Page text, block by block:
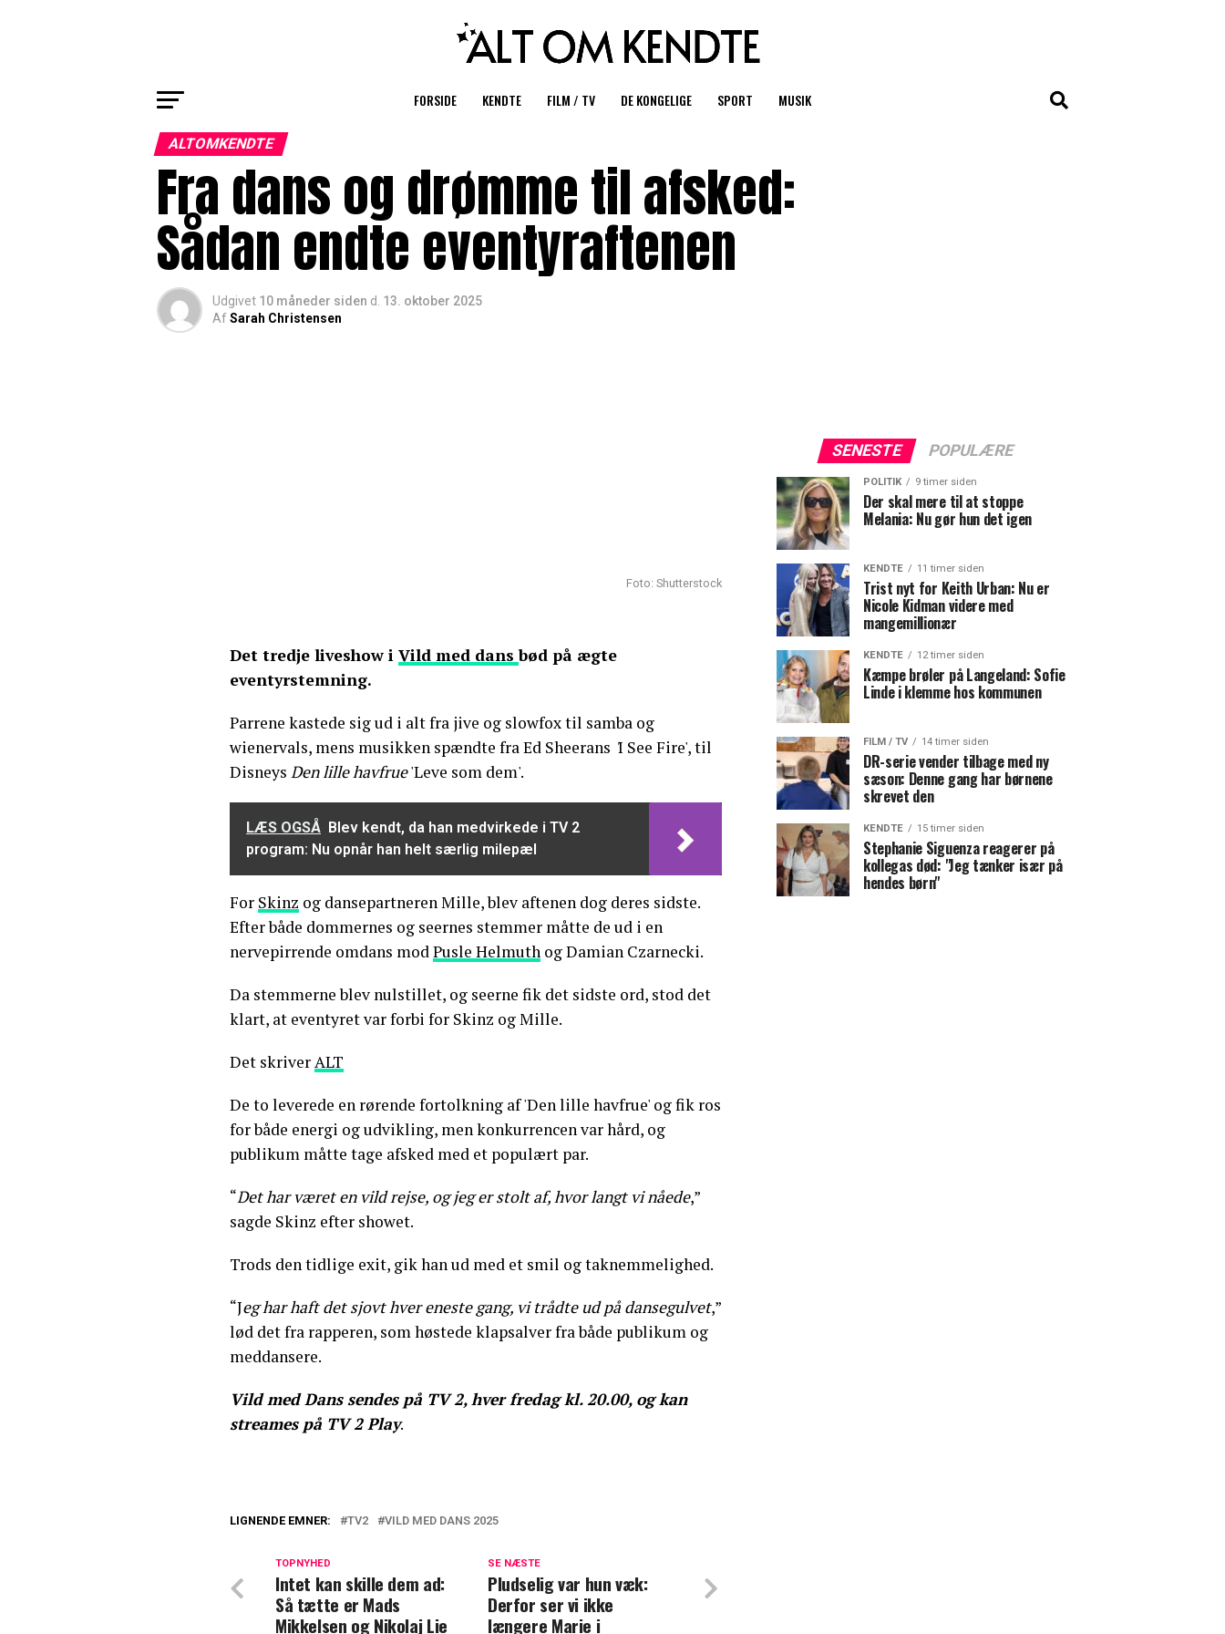
FORSIDE KENDTE FILM / TV DE KONGELIGE SPORT MUSIK
ALTOMKENDTE
Fra dans og drømme til afsked:
Sådan endte eventyraftenen
Udgivet 10 måneder siden d. 13. oktober 2025
AfSarah Christensen
Foto: Shutterstock
Det tredje liveshow i Vild med dansbød på ægte
eventyrstemning.
Parrene kastede sig ud i alt fra jive og slowfox til samba og
wienervals, mens musikken spændte fra Ed Sheerans I See Fire', til
Disneys Den lille havfrue'Leve som dem'.
LÆS OGSÅ Blev kendt, da han medvirkede i TV 2
program: Nu opnår han helt særlig milepæl
For Skinz og dansepartneren Mille, blev aftenen dog deres sidste.
Efter både dommernes og seernes stemmer måtte de ud i en
nervepirrende omdans modPusle Helmuth og Damian Czarnecki.
Da stemmerne blev nulstillet, og seerne fik det sidste ord, stod det
klart, at eventyret var forbi for Skinz og Mille.
Det skriverALT
De to leverede en rørende fortolkning af 'Den lille havfrue' og fik ros
for både energi og udvikling, men konkurrencen var hård, og
publikum måtte tage afsked med et populært par.
“Det har været en vild rejse, og jeg er stolt af, hvor langt vi nåede,”
sagde Skinz efter showet.
Trods den tidlige exit, gik han ud med et smil og taknemmelighed.
“Jeg har haft det sjovt hver eneste gang, vi trådte ud på dansegulvet,”
lød det fra rapperen, som høstede klapsalver fra både publikum og
meddansere.
Vild med Dans sendes på TV 2, hver fredag kl. 20.00, og kan
streames på TV 2 Play.
indstillet til prestigefyldt pris: Er det fortjent?
Afslører: Så mange minutter streamer danskerne dagligt
LIGNENDE EMNER: TV2 VILD MED DANS 2025
SE NÆSTE
Pludselig var hun væk:
Derfor ser vi ikke
længere Marie i
TOPNYHED
Intet kan skille dem ad:
Så tætte er Mads
Mikkelsen og Nikolaj Lie
SENESTE POPULÆRE
POLITIK 9 timer siden
Der skal mere til at stoppe
Melania: Nu gør hun det igen
KENDTE 11 timer siden
Trist nyt for Keith Urban: Nu er
Nicole Kidman videre med
mangemillionær
KENDTE 12 timer siden
Kæmpe brøler på Langeland: Sofie
Linde i klemme hos kommunen
FILM / TV 14 timer siden
DR-serie vender tilbage med ny
sæson: Denne gang har børnene
skrevet den
KENDTE 15 timer siden
Stephanie Siguenza reagerer på
kollegas død: "Jeg tænker især på
hendes børn"